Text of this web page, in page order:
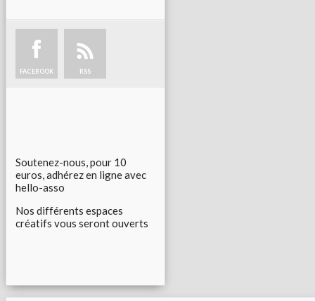
FACEBOOK RSS
Soutenez-nous, pour 10
euros, adhérez en ligne avec
hello-asso
Nos différents espaces
créatifs vous seront ouverts